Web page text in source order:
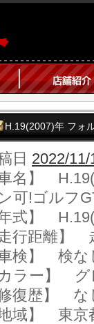
H.19(2007)年 フォ
日 2022/11/
車名】
可!ゴルフ
年式】
走行距離】
車検】 検な
カラー】 グ
修復歴】 な
地域】 東京